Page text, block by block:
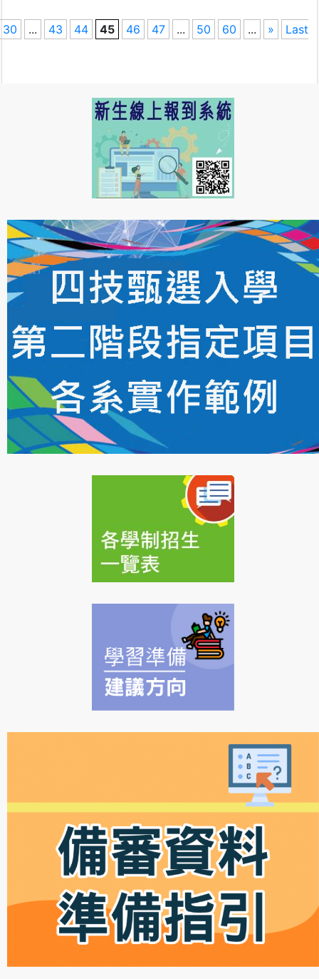
30 ... 43 44 45 46 47 ... 50 60 ... » Last